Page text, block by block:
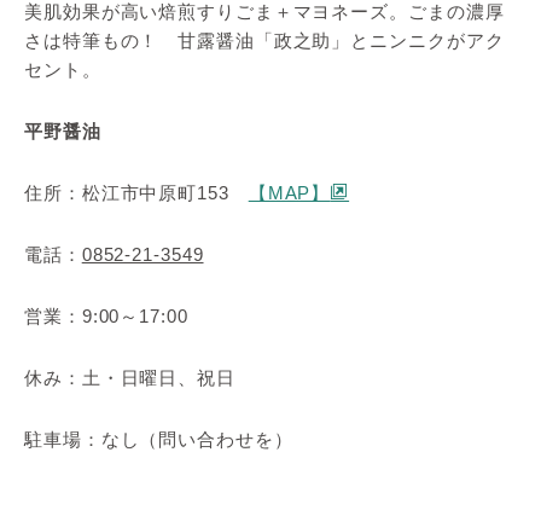
美肌効果が高い焙煎すりごま＋マヨネーズ。ごまの濃厚
さは特筆もの！ 甘露醤油「政之助」とニンニクがアク
セント。
平野醤油
住所：松江市中原町153 【MAP】
電話： 0852-21-3549
営業：9:00～17:00
休み：土・日曜日、祝日
駐車場：なし（問い合わせを）